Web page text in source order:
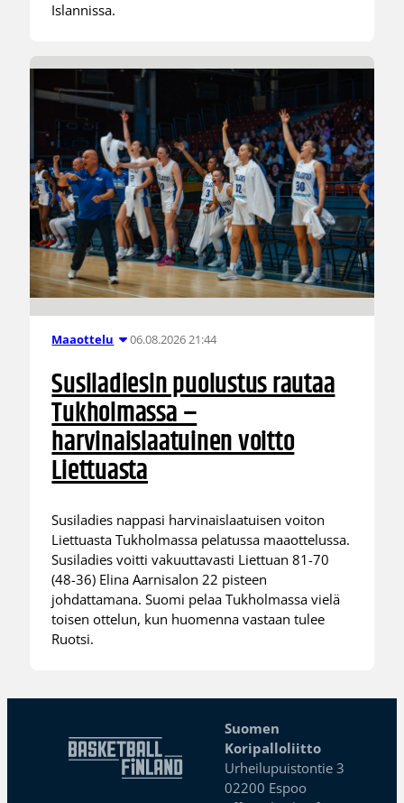
Islannissa.
Maaottelu 06.08.2026 21:44
Susiladiesin puolustus rautaa
Tukholmassa –
harvinaislaatuinen voitto
Liettuasta
Susiladies nappasi harvinaislaatuisen voiton
Liettuasta Tukholmassa pelatussa maaottelussa.
Susiladies voitti vakuuttavasti Liettuan 81-70
(48-36) Elina Aarnisalon 22 pisteen
johdattamana. Suomi pelaa Tukholmassa vielä
toisen ottelun, kun huomenna vastaan tulee
Ruotsi.
Suomen
Koripalloliitto
Urheilupuistontie 3
02200 Espoo